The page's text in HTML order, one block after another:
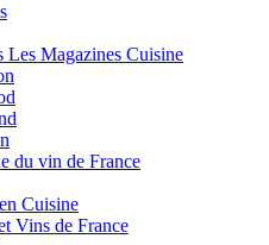
Les Magazines Cuisine
du vin de France
Cuisine
Vins de France